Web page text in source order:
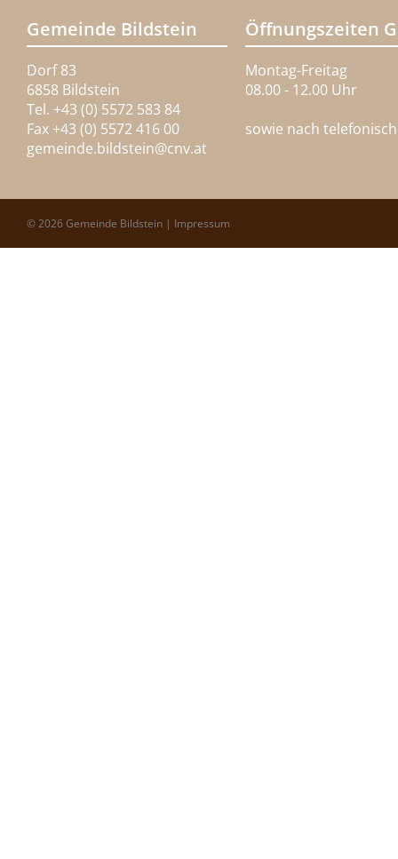
Gemeinde Bildstein
Dorf 83
6858 Bildstein
Tel. +43 (0) 5572 583 84
Fax +43 (0) 5572 416 00
gemeinde.bildstein@cnv.at
Öffnungszeiten
Montag-Freitag
08.00 - 12.00 Uhr
sowie nach
© 2026 Gemeinde Bildstein | Impressum